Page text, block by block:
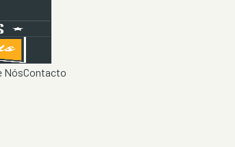
NósContacto